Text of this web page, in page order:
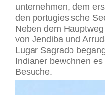
unternehmen, dem
den portugiesische
Neben dem
von Jendiba und
Lugar Sagrado
Indianer bewohnen
Besuche.